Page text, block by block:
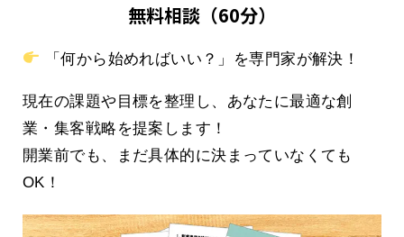
無料相談（60分）
「何から始めればいい？」を専門家が解決！
現在の課題や目標を整理し、あなたに最適な創
業・集客戦略を提案します！
開業前でも、まだ具体的に決まっていなくても
OK！